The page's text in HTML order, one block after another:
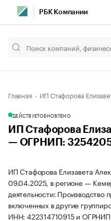
РБК Компании
Главная ИП Стафорова
ДЕЙСТВУЕТОБНОВЛЕНО
ИП Стафорова
— ОГРНИП:
ИП Стафорова Елизавета
09.04.2025, в регионе —
деятельности: Производство
включенных в другие
ИНН: 422314710915 и